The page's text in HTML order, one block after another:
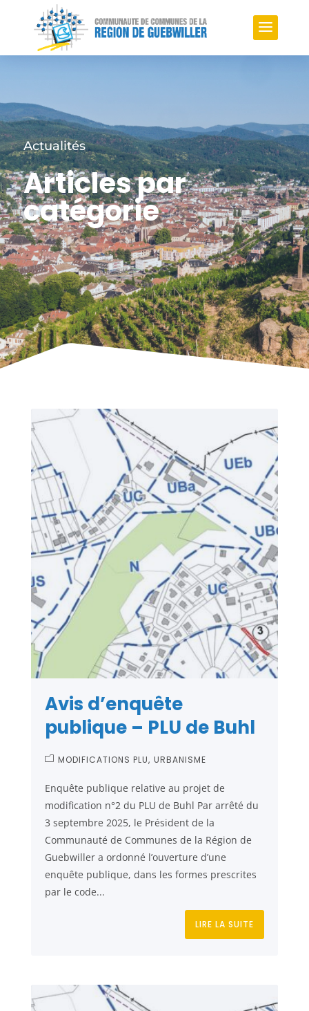
Actualités
Articles par
catégorie
Avis d’enquête
publique – PLU de Buhl
MODIFICATIONS PLU URBANISME
Enquête publique relative au projet de
modification n°2 du PLU de Buhl Par arrêté du
3 septembre 2025, le Président de la
Communauté de Communes de la Région de
Guebwiller a ordonné l’ouverture d’une
enquête publique, dans les formes prescrites
par le code...
LIRE LA SUITE